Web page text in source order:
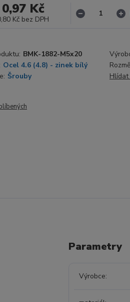
0,97 Kč
Kč bez DPH
BMK-1882-M5x20
Ocel 4.6 (4.8) - zinek bílý
Šrouby
Parametry
Výrobce